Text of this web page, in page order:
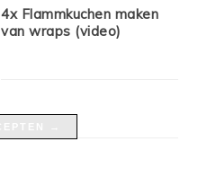
4x Flammkuchen maken
van wraps (video)